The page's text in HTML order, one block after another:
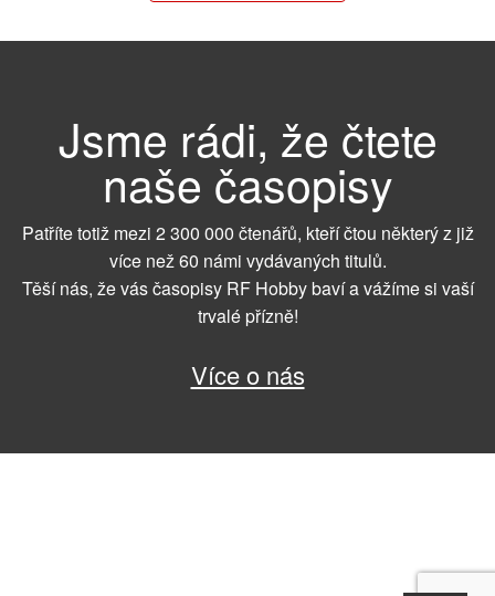
Jsme rádi, že čtete
naše časopisy
Patříte totiž mezi 2 300 000 čtenářů, kteří čtou některý z již
více než 60 námi vydávaných titulů.
Těší nás, že vás časopisy RF Hobby baví a vážíme si vaší
trvalé přízně!
Více o nás